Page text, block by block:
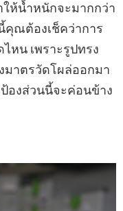
ห้น้ำหนักจะมากกว่า
คุณต้องเช็คว่าการ
หน เพราะรูปทรง
มาตรวัดโผล่ออกมา
องส่วนนี้จะค่อนข้าง